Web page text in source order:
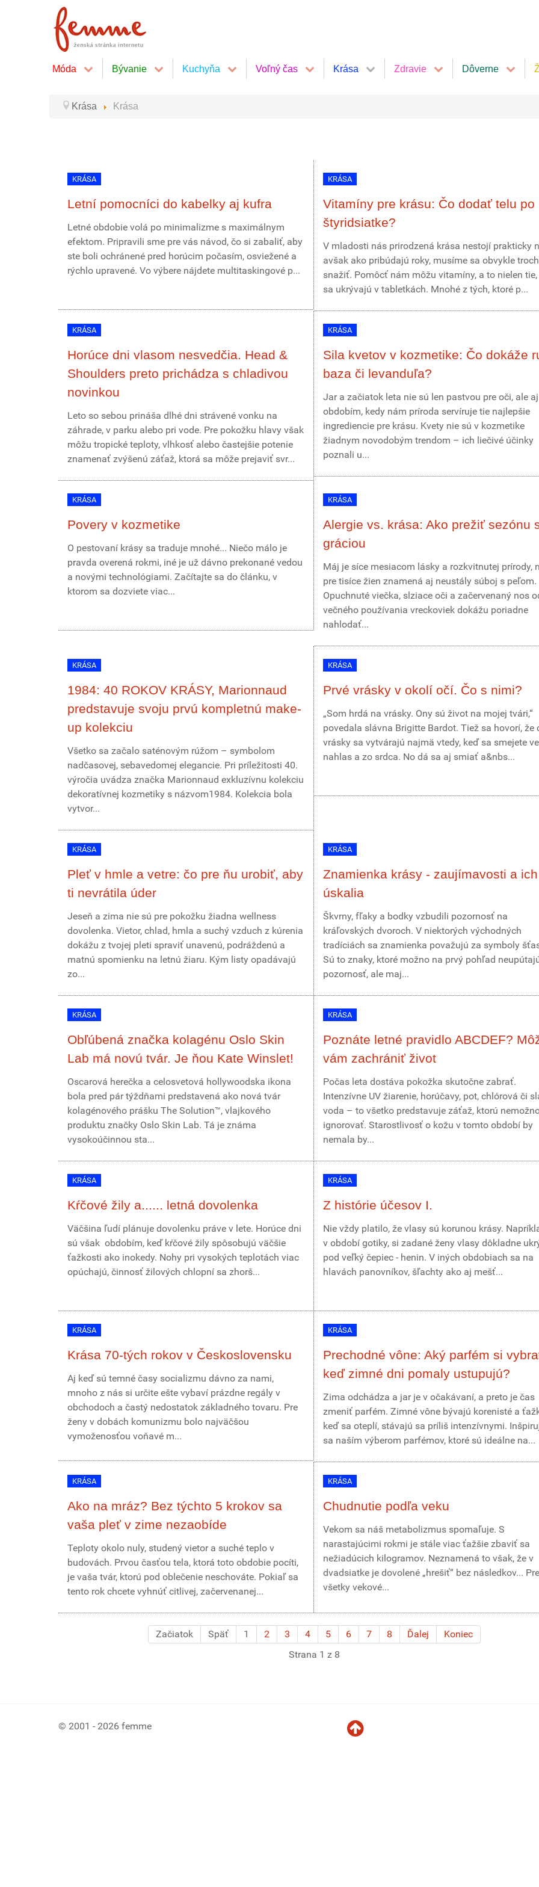
Móda Bývanie Kuchyňa Voľný čas Krása Zdravie Dôverne
Krása Krása
KRÁSA
Letní pomocníci do kabelky aj kufra
Letné obdobie volá po minimalizme s maximálnym
efektom. Pripravili sme pre vás návod, čo si zabaliť, aby
ste boli ochránené pred horúcim počasím, osviežené a
rýchlo upravené. Vo výbere nájdete multitaskingové p...
KRÁSA
Vitamíny pre krásu: Čo dodať telu po
štyridsiatke?
V mladosti nás prirodzená krása nestojí prakticky
avšak ako pribúdajú roky, musíme sa obvykle
snažiť. Pomôcť nám môžu vitamíny, a to nielen tie,
sa ukrývajú v tabletkách. Mnohé z tých, ktoré p...
KRÁSA
Horúce dni vlasom nesvedčia. Head &
Shoulders preto prichádza s chladivou
novinkou
Leto so sebou prináša dlhé dni strávené vonku na
záhrade, v parku alebo pri vode. Pre pokožku hlavy však
môžu tropické teploty, vlhkosť alebo častejšie potenie
znamenať zvýšenú záťaž, ktorá sa môže prejaviť svr...
KRÁSA
Sila kvetov v kozmetike: Čo dokáže
baza či levanduľa?
Jar a začiatok leta nie sú len pastvou pre oči, ale aj
obdobím, kedy nám príroda servíruje tie najlepšie
ingrediencie pre krásu. Kvety nie sú v kozmetike
žiadnym novodobým trendom – ich liečivé účinky
poznali u...
KRÁSA
Povery v kozmetike
O pestovaní krásy sa traduje mnohé... Niečo málo je
pravda overená rokmi, iné je už dávno prekonané vedou
a novými technológiami. Začítajte sa do článku, v
ktorom sa dozviete viac...
KRÁSA
Alergie vs. krása: Ako prežiť sezónu
gráciou
Máj je síce mesiacom lásky a rozkvitnutej prírody,
pre tisíce žien znamená aj neustály súboj s peľom.
Opuchnuté viečka, slziace oči a začervenaný nos
večného používania vreckoviek dokážu poriadne
nahlodať...
KRÁSA
1984: 40 ROKOV KRÁSY, Marionnaud
predstavuje svoju prvú kompletnú make-
up kolekciu
Všetko sa začalo saténovým rúžom – symbolom
nadčasovej, sebavedomej elegancie. Pri príležitosti 40.
výročia uvádza značka Marionnaud exkluzívnu kolekciu
dekoratívnej kozmetiky s názvom1984. Kolekcia bola
vytvor...
KRÁSA
Prvé vrásky v okolí očí. Čo s nimi?
„Som hrdá na vrásky. Ony sú život na mojej tvári,“
povedala slávna Brigitte Bardot. Tiež sa hovorí, že
vrásky sa vytvárajú najmä vtedy, keď sa smejete
nahlas a zo srdca. No dá sa aj smiať a&nbs...
KRÁSA
Pleť v hmle a vetre: čo pre ňu urobiť, aby
ti nevrátila úder
Jeseň a zima nie sú pre pokožku žiadna wellness
dovolenka. Vietor, chlad, hmla a suchý vzduch z kúrenia
dokážu z tvojej pleti spraviť unavenú, podráždenú a
matnú spomienku na letnú žiaru. Kým listy opadávajú
zo...
KRÁSA
Znamienka krásy - zaujímavosti a ich
úskalia
Škvrny, fľaky a bodky vzbudili pozornosť na
kráľovských dvoroch. V niektorých východných
tradíciách sa znamienka považujú za symboly
Sú to znaky, ktoré možno na prvý pohľad
pozornosť, ale maj...
KRÁSA
Obľúbená značka kolagénu Oslo Skin
Lab má novú tvár. Je ňou Kate Winslet!
Oscarová herečka a celosvetová hollywoodska ikona
bola pred pár týždňami predstavená ako nová tvár
kolagénového prášku The Solution™, vlajkového
produktu značky Oslo Skin Lab. Tá je známa
vysokoúčinnou sta...
KRÁSA
Poznáte letné pravidlo ABCDEF?
vám zachrániť život
Počas leta dostáva pokožka skutočne zabrať.
Intenzívne UV žiarenie, horúčavy, pot, chlórová či
voda – to všetko predstavuje záťaž, ktorú
ignorovať. Starostlivosť o kožu v tomto období by
nemala by...
KRÁSA
Kŕčové žily a...... letná dovolenka
Väčšina ľudí plánuje dovolenku práve v lete. Horúce dni
sú však obdobím, keď kŕčové žily spôsobujú väčšie
ťažkosti ako inokedy. Nohy pri vysokých teplotách viac
opúchajú, činnosť žilových chlopní sa zhorš...
KRÁSA
Z histórie účesov I.
Nie vždy platilo, že vlasy sú korunou krásy.
v období gotiky, si zadané ženy vlasy dôkladne
pod veľký čepiec - henin. V iných obdobiach sa na
hlavách panovníkov, šľachty ako aj mešť...
KRÁSA
Krása 70-tých rokov v Československu
Aj keď sú temné časy socializmu dávno za nami,
mnoho z nás si určite ešte vybaví prázdne regály v
obchodoch a častý nedostatok základného tovaru. Pre
ženy v dobách komunizmu bolo najväčšou
vymoženosťou voňavé m...
KRÁSA
Prechodné vône: Aký parfém si
keď zimné dni pomaly ustupujú?
Zima odchádza a jar je v očakávaní, a preto je čas
zmeniť parfém. Zimné vône bývajú korenisté a
keď sa oteplí, stávajú sa príliš intenzívnymi.
sa naším výberom parfémov, ktoré sú ideálne na...
KRÁSA
Ako na mráz? Bez týchto 5 krokov sa
vaša pleť v zime nezaobíde
Teploty okolo nuly, studený vietor a suché teplo v
budovách. Prvou časťou tela, ktorá toto obdobie pocíti,
je vaša tvár, ktorú pod oblečenie neschováte. Pokiaľ sa
tento rok chcete vyhnúť citlivej, začervenanej...
KRÁSA
Chudnutie podľa veku
Vekom sa náš metabolizmus spomaľuje. S
narastajúcimi rokmi je stále viac ťažšie zbaviť sa
nežiadúcich kilogramov. Neznamená to však, že v
dvadsiatke je dovolené „hrešiť“ bez následkov... Pre
všetky vekové...
Začiatok Späť 1 2 3 4 5 6 7 8 Ďalej
Koniec
Strana 1 z 8
© 2001 - 2026 femme